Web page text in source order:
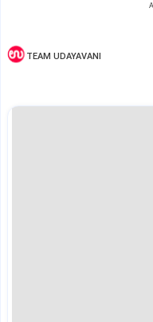
TEAM UDAYAVANI